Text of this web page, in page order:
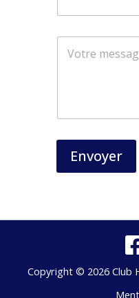
Envoyer
Copyright © 2026 Club